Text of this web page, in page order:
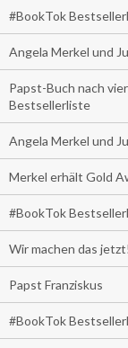
#BookTok
Angela Merkel und
Papst-Buch nach
Bestsellerliste
Angela Merkel und
Merkel erhält Gold
#BookTok
Wir machen das jetzt!
Papst Franziskus
#BookTok